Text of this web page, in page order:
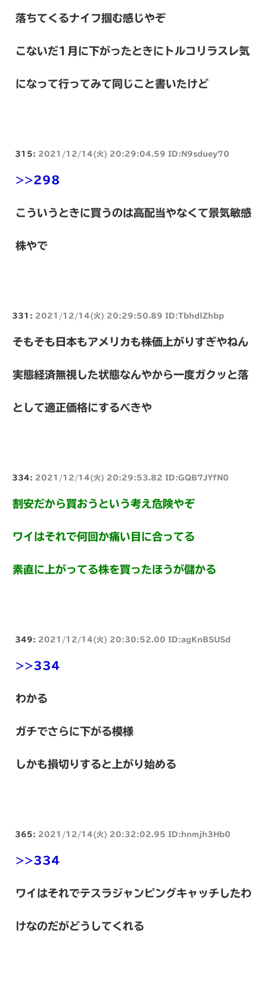
落ちてくるナイフ掴む感じやぞ
こないだ1月に下がったときにトルコリラスレ気
になって行ってみて同じこと書いたけど
315: 2021/12/14(火) 20:29:04.59 ID:N9sduey70
>>298
こういうときに買うのは高配当やなくて景気敏感
株やで
331: 2021/12/14(火) 20:29:50.89 ID:TbhdlZhbp
そもそも日本もアメリカも株価上がりすぎやねん
実態経済無視した状態なんやから一度ガクッと落
として適正価格にするべきや
334: 2021/12/14(火) 20:29:53.82 ID:GQB7JYfN0
割安だから買おうという考え危険やぞ
ワイはそれで何回か痛い目に合ってる
素直に上がってる株を買ったほうが儲かる
349: 2021/12/14(火) 20:30:52.00 ID:agKnBSUSd
>>334
わかる
ガチでさらに下がる模様
しかも損切りすると上がり始める
365: 2021/12/14(火) 20:32:02.95 ID:hnmjh3Hb0
>>334
ワイはそれでテスラジャンピングキャッチしたわ
けなのだがどうしてくれる